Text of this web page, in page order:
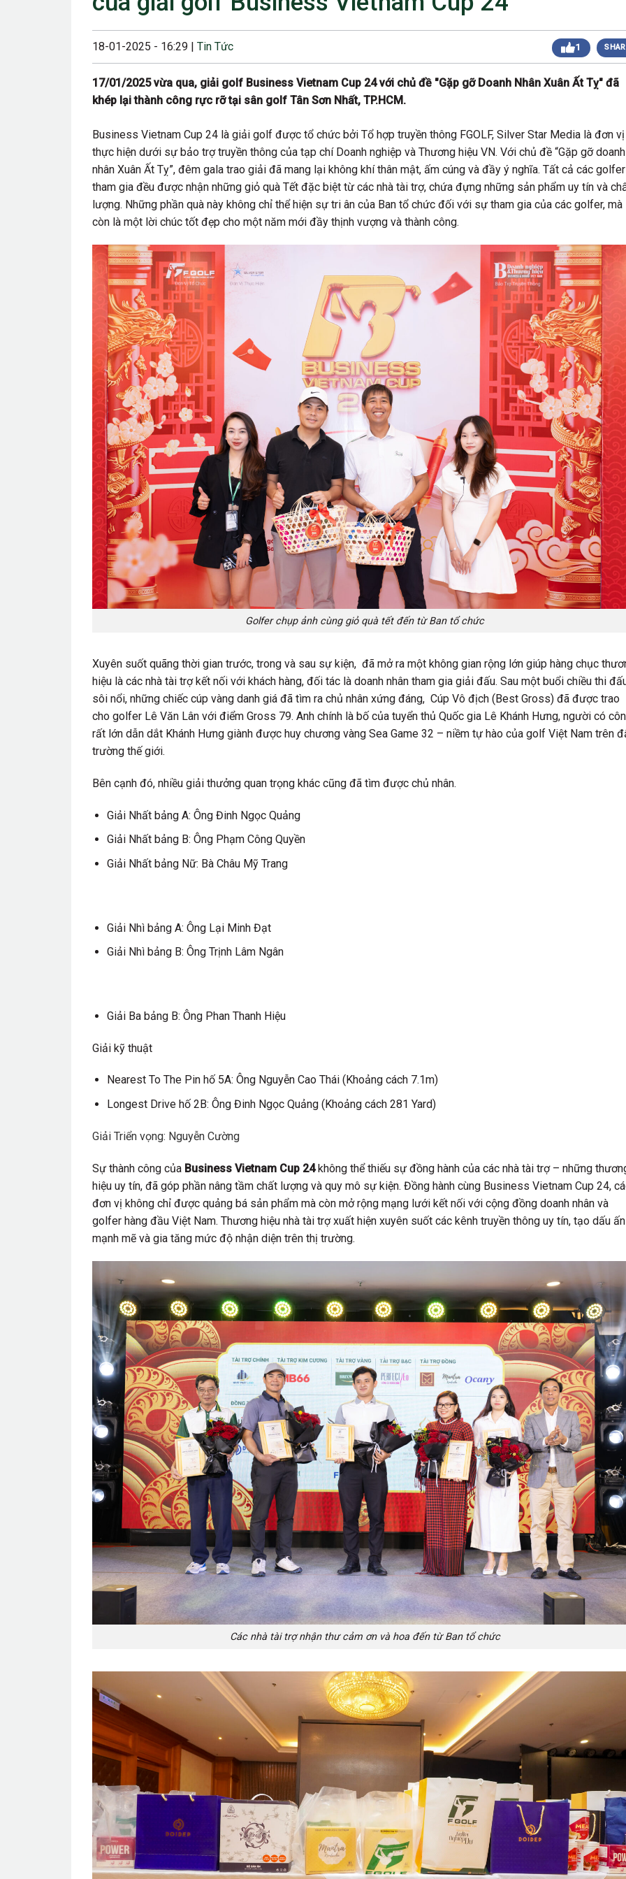
Giải Golf Doanh Nhân Mùa Hè 2024
28/06/2024 12:00 chiều
Giải Golf Gia Đình lần 1 (Family Golf Tournament
Giải Golf Doanh nghiệp và Thương hiệu Việt Nam
lần thứ 22 (Business Vietnam Cup 22)
25/04/2024 6:00 sáng
Giải Golf Vô địch các CLB toàn quốc Lần 1
(Vietnam Golf Club Championship 2024)
3)
22/12/2023 12:30 chiều
Giải Golf Cặp đôi hoàn hảo Lần 2 (Perfect Golf
Couple 2)
26/10/2023 12:00 chiều
Giải Golf Business & Brand VN Championship 20
18-01-2025 - 16:29 | Tin Tức 1
17/01/2025 vừa qua, giải golf Business Vietnam Cup 24 với chủ đề "Gặp gỡ Doanh Nhân Xuân Ất Tỵ" đã
khép lại thành công rực rỡ tại sân golf Tân Sơn Nhất, TP.HCM.
Business Vietnam Cup 24 là giải golf được tổ chức bởi Tổ hợp truyền thông FGOLF, Silver Star Media là đơn vị
thực hiện dưới sự bảo trợ truyền thông của tạp chí Doanh nghiệp và Thương hiệu VN. Với chủ đề “Gặp gỡ doanh
nhân Xuân Ất Tỵ”, đêm gala trao giải đã mang lại không khí thân mật, ấm cúng và đầy ý nghĩa. Tất cả các golfer
tham gia đều được nhận những giỏ quà Tết đặc biệt từ các nhà tài trợ, chứa đựng những sản phẩm uy tín và
lượng. Những phần quà này không chỉ thể hiện sự tri ân của Ban tổ chức đối với sự tham gia của các golfer, mà
còn là một lời chúc tốt đẹp cho một năm mới đầy thịnh vượng và thành công.
Golfer chụp ảnh cùng giỏ quà tết đến từ Ban tổ chức
Xuyên suốt quãng thời gian trước, trong và sau sự kiện, đã mở ra một không gian rộng lớn giúp hàng chục
hiệu là các nhà tài trợ kết nối với khách hàng, đối tác là doanh nhân tham gia giải đấu. Sau một buổi chiều thi
sôi nổi, những chiếc cúp vàng danh giá đã tìm ra chủ nhân xứng đáng, Cúp Vô địch (Best Gross) đã được trao
cho golfer Lê Văn Lân với điểm Gross 79. Anh chính là bố của tuyển thủ Quốc gia Lê Khánh Hưng, người có
rất lớn dẫn dắt Khánh Hưng giành được huy chương vàng Sea Game 32 – niềm tự hào của golf Việt Nam trên
trường thế giới.
Bên cạnh đó, nhiều giải thưởng quan trọng khác cũng đã tìm được chủ nhân.
Giải Nhất bảng A: Ông Đinh Ngọc Quảng
Giải Nhất bảng B: Ông Phạm Công Quyền
Giải Nhất bảng Nữ: Bà Châu Mỹ Trang
Giải Nhì bảng A: Ông Lại Minh Đạt
Giải Nhì bảng B: Ông Trịnh Lâm Ngân
Giải Ba bảng B: Ông Phan Thanh Hiệu
Giải kỹ thuật
Nearest To The Pin hố 5A: Ông Nguyễn Cao Thái (Khoảng cách 7.1m)
Longest Drive hố 2B: Ông Đinh Ngọc Quảng (Khoảng cách 281 Yard)
Giải Triển vọng: Nguyễn Cường
Sự thành công của Business Vietnam Cup 24không thể thiếu sự đồng hành của các nhà tài trợ – những
hiệu uy tín, đã góp phần nâng tầm chất lượng và quy mô sự kiện. Đồng hành cùng Business Vietnam Cup 24,
đơn vị không chỉ được quảng bá sản phẩm mà còn mở rộng mạng lưới kết nối với cộng đồng doanh nhân và
golfer hàng đầu Việt Nam. Thương hiệu nhà tài trợ xuất hiện xuyên suốt các kênh truyền thông uy tín, tạo dấu ấn
mạnh mẽ và gia tăng mức độ nhận diện trên thị trường.
Các nhà tài trợ nhận thư cảm ơn và hoa đến từ Ban tổ chức